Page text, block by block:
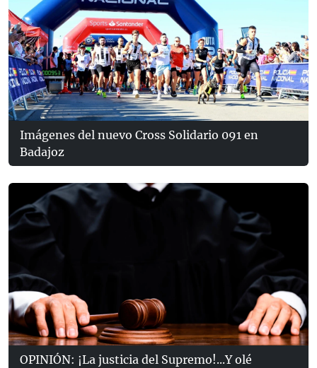
Imágenes del nuevo Cross Solidario 091 en
Badajoz
OPINIÓN: ¡La justicia del Supremo!...Y olé